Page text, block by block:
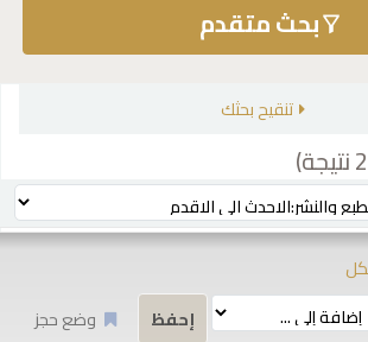
بحث متقدم
تنقيح بحثك
وضع حجز